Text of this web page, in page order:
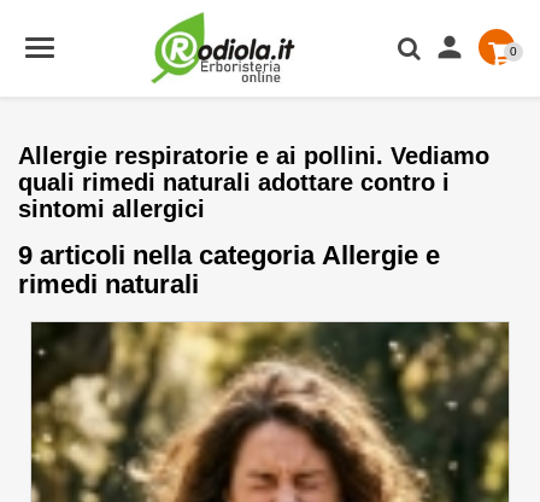
 0
Allergie respiratorie e ai pollini. Vediamo
quali rimedi naturali adottare contro i
sintomi allergici
9 articoli nella categoria Allergie e
rimedi naturali